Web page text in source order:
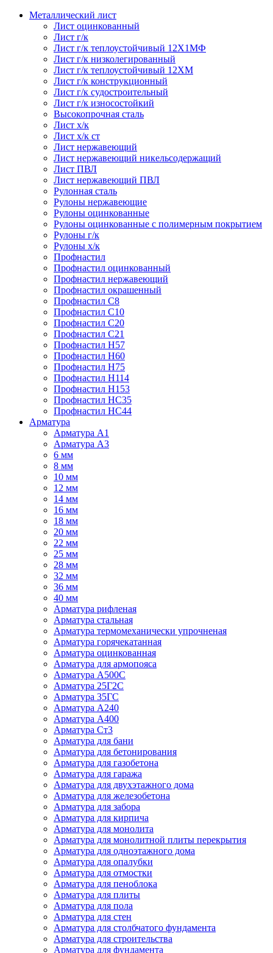
Металлический лист
Лист оцинкованный
Лист г/к
Лист г/к теплоустойчивый 12Х1МФ
Лист г/к низколегированный
Лист г/к теплоустойчивый 12ХМ
Лист г/к конструкционный
Лист г/к судостроительный
Лист г/к износостойкий
Высокопрочная сталь
Лист х/к
Лист х/к ст
Лист нержавеющий
Лист нержавеющий никельсодержащий
Лист ПВЛ
Лист нержавеющий ПВЛ
Рулонная сталь
Рулоны нержавеющие
Рулоны оцинкованные
Рулоны оцинкованные с полимерным покрытием
Рулоны г/к
Рулоны х/к
Профнастил
Профнастил оцинкованный
Профнастил нержавеющий
Профнастил окрашенный
Профнастил С8
Профнастил С10
Профнастил С20
Профнастил С21
Профнастил Н57
Профнастил Н60
Профнастил Н75
Профнастил Н114
Профнастил Н153
Профнастил НС35
Профнастил НС44
Арматура
Арматура А1
Арматура А3
6 мм
8 мм
10 мм
12 мм
14 мм
16 мм
18 мм
20 мм
22 мм
25 мм
28 мм
32 мм
36 мм
40 мм
Арматура рифленая
Арматура стальная
Арматура термомеханически упрочненая
Арматура горячекатанная
Арматура оцинкованная
Арматура для армопояса
Арматура A500С
Арматура 25Г2С
Арматура 35ГС
Арматура А240
Арматура А400
Арматура Ст3
Арматура для бани
Арматура для бетонирования
Арматура для газобетона
Арматура для гаража
Арматура для двухэтажного дома
Арматура для железобетона
Арматура для забора
Арматура для кирпича
Арматура для монолита
Арматура для монолитной плиты перекрытия
Арматура для одноэтажного дома
Арматура для опалубки
Арматура для отмостки
Арматура для пеноблока
Арматура для плиты
Арматура для пола
Арматура для стен
Арматура для столбчатого фундамента
Арматура для строительства
Арматура для фундамента